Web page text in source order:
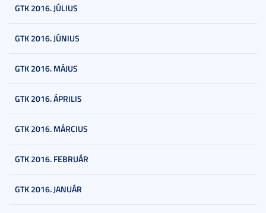
GTK 2016. JÚLIUS
GTK 2016. JÚNIUS
GTK 2016. MÁJUS
GTK 2016. ÁPRILIS
GTK 2016. MÁRCIUS
GTK 2016. FEBRUÁR
GTK 2016. JANUÁR